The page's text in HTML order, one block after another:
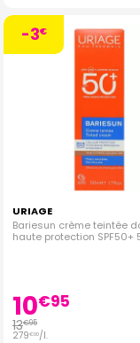
-3€
URIAGE
Bariesun crème teintée
haute protection SPF50+
10€95
13€95
279€00/l.